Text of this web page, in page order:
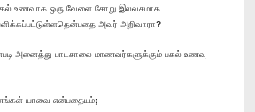
உணவாக ஒரு வேளை சோறு இலவசமாக
அவர் அறிவாரா?
அனைத்து பாடசாலை மாணவர்களுக்கும் பகல் உணவு
யாவை என்பதையும்;